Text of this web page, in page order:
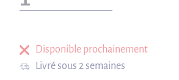
Disponible prochainement
Livré sous 2 semaines